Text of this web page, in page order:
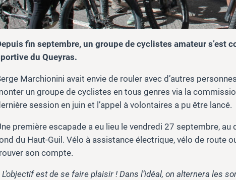
fin septembre, un groupe de cyclistes amateur s’est
du Queyras.
Marchionini avait envie de rouler avec d’autres
un groupe de cyclistes en tous genres via la
session en juin et l’appel à volontaires a pu être lancé.
première escapade a eu lieu le vendredi 27 septembre,
du Haut-Guil. Vélo à assistance électrique, vélo de route
son compte.
L’objectif est de se faire plaisir ! Dans l’idéal, on alternera les